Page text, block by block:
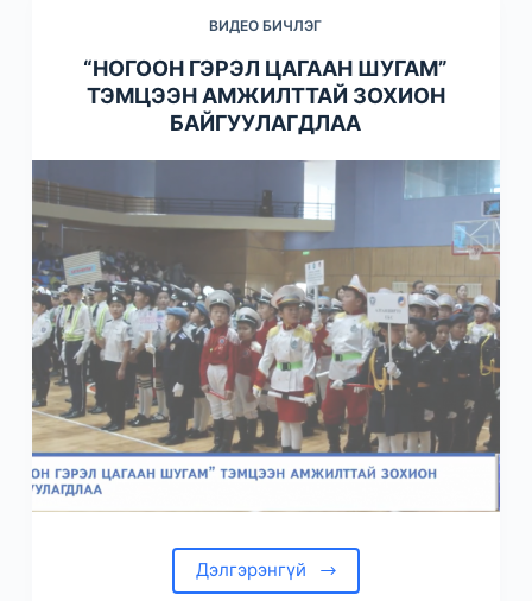
ВИДЕО БИЧЛЭГ
“НОГООН ГЭРЭЛ ЦАГААН ШУГАМ”
ТЭМЦЭЭН АМЖИЛТТАЙ ЗОХИОН
БАЙГУУЛАГДЛАА
Дэлгэрэнгүй